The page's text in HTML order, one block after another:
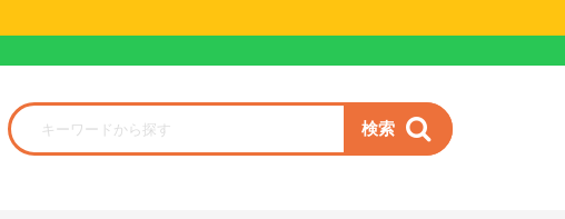
検索